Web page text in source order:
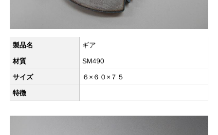
製品名 ギア
材質 SM490
サイズ ６×６０×７５
特徴